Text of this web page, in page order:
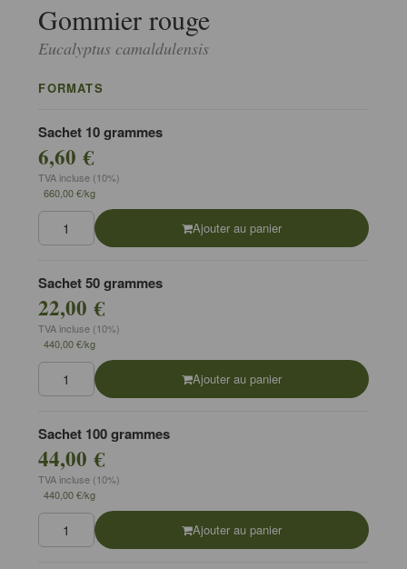
Gommier rouge
Eucalyptus camaldulensis
FORMATS
Sachet 10 grammes
6,60 €
TVA incluse (10%)
660,00 €/kg
Ajouter au panier
Sachet 50 grammes
22,00 €
TVA incluse (10%)
440,00 €/kg
Ajouter au panier
Sachet 100 grammes
44,00 €
TVA incluse (10%)
440,00 €/kg
Ajouter au panier